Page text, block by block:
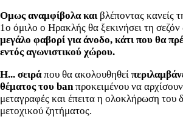
Ομως αναμφίβολα και βλέποντας κανείς
1ο όμιλο ο Ηρακλής θα ξεκινήσει τη σεζόν
μεγάλο φαβορί για άνοδο, κάτι που θα
εντός αγωνιστικού χώρου.
Η... σειράπου θα ακολουθηθεί
θέματος του banπροκειμένου να
μεταγραφές και έπειτα η ολοκλήρωση του
μετοχικού ζητήματος.